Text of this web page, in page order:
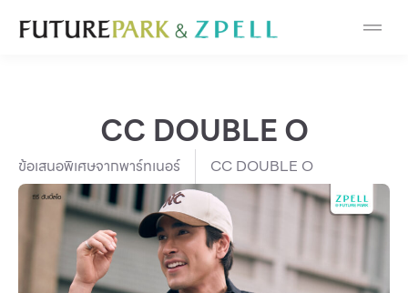
Cosmetic
Food
Furniture
Gold & Jewelry
CC DOUBLE O
ข้อเสนอพิเศษจากพาร์ทเนอร์ CC DOUBLE O